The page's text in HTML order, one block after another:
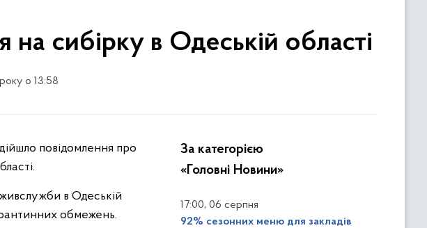
сибірку в Одеській області
о 13:58
в Одеській
обмежень.
За категорією
«Головні Новини»
17:00, 06 серпня
92% сезонних меню для закладів